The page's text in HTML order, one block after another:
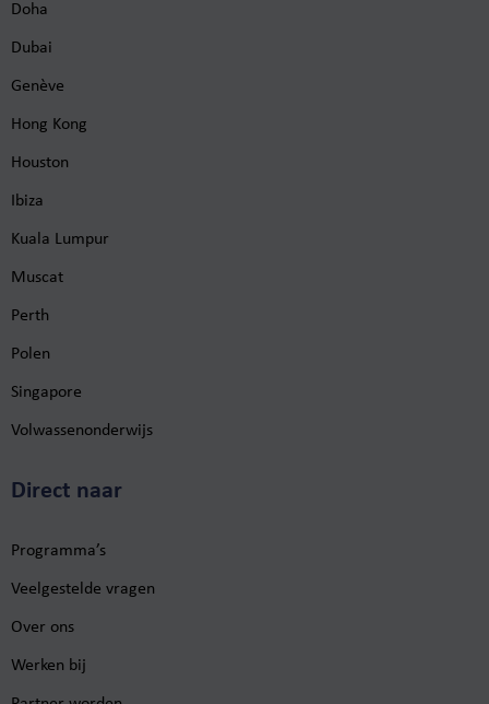
Doha
Dubai
Genève
Hong Kong
Houston
Ibiza
Kuala Lumpur
Muscat
Perth
Polen
Singapore
Volwassenonderwijs
Direct naar
Programma’s
Veelgestelde vragen
Over ons
Werken bij